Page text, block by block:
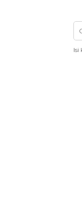
Isi